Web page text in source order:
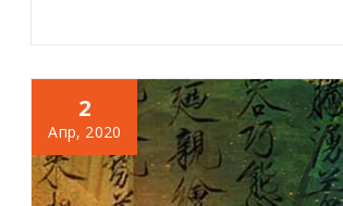
2
Апр, 2020